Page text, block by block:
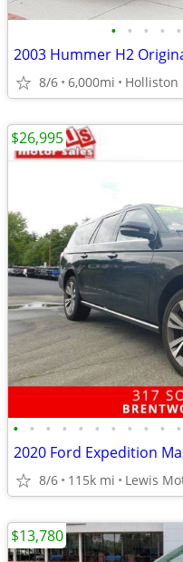
• • • • •
2003 Hummer H2
8/6 6,000mi Holliston
• • • • • • • • • • •
8/6 115k mi Lewis
$26,995
$13,780